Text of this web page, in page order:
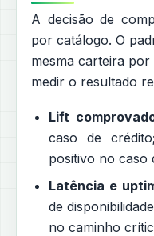
A decisão de
por catálogo. O
mesma carteira
medir o resultado
Lift
caso de
positivo no caso
Latência e
de
no caminho